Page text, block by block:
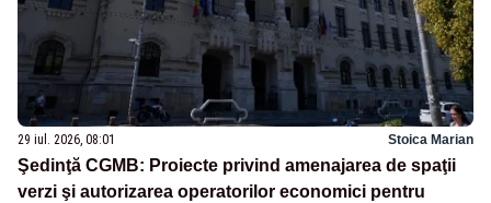
29 iul. 2026, 08:01 Stoica Marian
Şedinţă CGMB: Proiecte privind amenajarea de spaţii
verzi şi autorizarea operatorilor economici pentru